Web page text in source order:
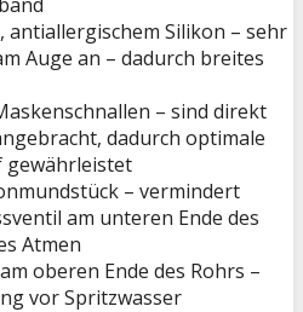
antiallergischem Silikon – sehr
Auge an – dadurch breites
– sind direkt
dadurch optimale
gewährleistet
– vermindert
am unteren Ende des
Atmen
oberen Ende des Rohrs –
vor Spritzwasser